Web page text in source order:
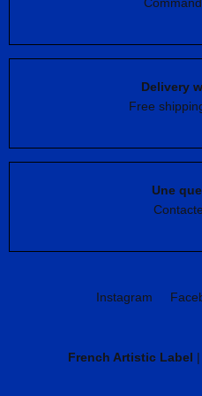
Delivery
Free
Une
Instagram
French Artistic Label |